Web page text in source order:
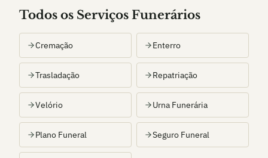
Todos os Serviços Funerários
Cremação Enterro
Trasladação Repatriação
Velório Urna Funerária
Plano Funeral Seguro Funeral